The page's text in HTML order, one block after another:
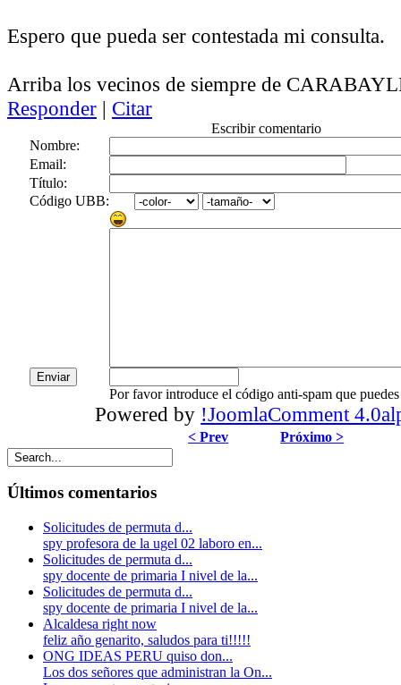
Espero que pueda ser contestada mi consulta.
Arriba los vecinos de siempre de
Responder | Citar
Escribir comentario
Nombre:
Email:
Título:
Código UBB:
Por favor introduce el código anti-spam que
Powered by !JoomlaComment
< Prev Próximo >
Últimos comentarios
Solicitudes de permuta d...
spy profesora de la ugel 02 laboro en...
Solicitudes de permuta d...
spy docente de primaria I nivel de la...
Solicitudes de permuta d...
spy docente de primaria I nivel de la...
Alcaldesa right now
feliz año genarito, saludos para ti!!!!!
ONG IDEAS PERU quiso don...
Los dos señores que administran la On...